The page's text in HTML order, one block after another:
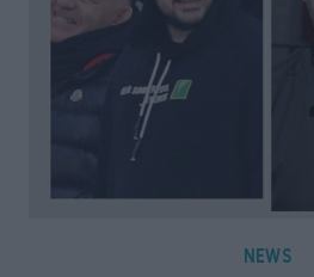
NEWS